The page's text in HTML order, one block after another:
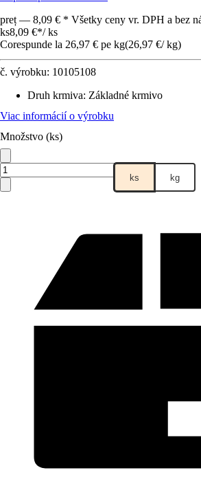
preț — 8,09 € * Všetky ceny vr. DPH a bez
ks8,09 €*/ ks
Corespunde la 26,97 € pe kg(26,97 €/ kg)
č. výrobku: 10105108
Druh krmiva: Základné krmivo
Viac informácií o výrobku
Množstvo (ks)
ks kg